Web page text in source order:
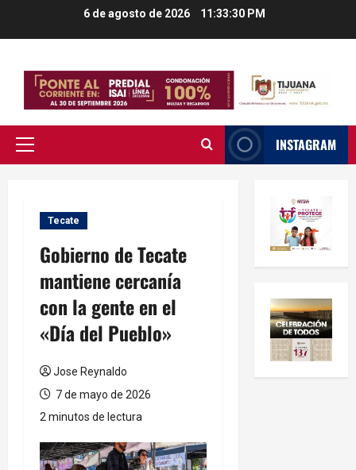
6 de agosto de 2026 11:33:30 PM
Menú
INSTAGRAM
Tecate
Gobierno de Tecate
mantiene cercanía
con la gente en el
«Día del Pueblo»
Jose Reynaldo
7 de mayo de 2026
2 minutos de lectura